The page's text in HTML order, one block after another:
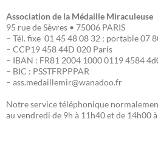
Association de la Médaille Miraculeuse
95 rue de Sèvres • 75006 PARIS
– Tél. fixe 01 45 48 08 32 ; portable 07
– CCP19 458 44D 020 Paris
– IBAN : FR81 2004 1000 0119 4584
– BIC : PSSTFRPPPAR
– ass.medaillemir@wanadoo.fr
Notre service téléphonique
au vendredi de 9h à 11h40 et de 14h00